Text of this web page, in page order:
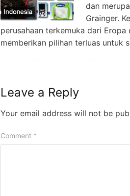
dan
Grainger.
perusahaan terkemuka dari
memberikan pilihan terluas untuk
Leave a Reply
Your email address will not be
Comment *